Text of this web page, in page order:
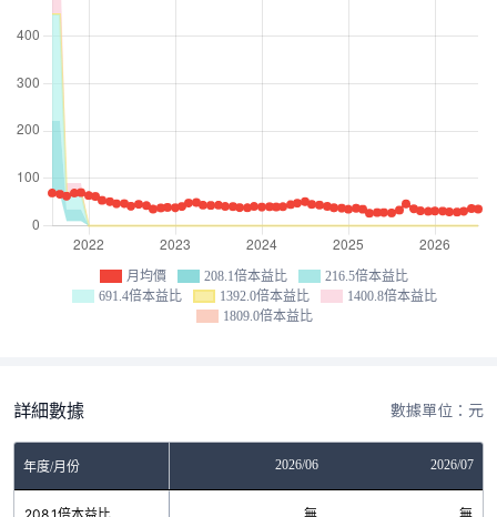
月均價 208.1倍本益比
216.5倍本益比
691.4倍本益比
1392.0倍本益比
1400.8倍本益比
1809.0倍本益比
詳細數據 數據單位：元
年度/月份 2026/06 2026/07